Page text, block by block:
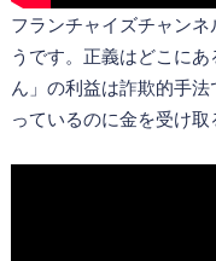
フランチャイズチャン
うです。正義はどこに
ん」の利益は詐欺的手
っているのに金を受け取